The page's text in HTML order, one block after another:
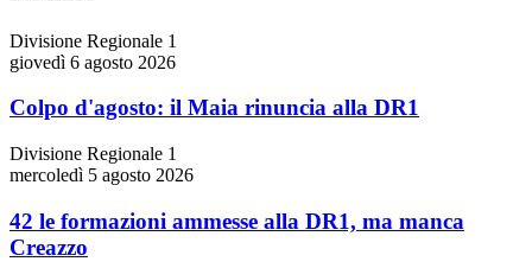
Divisione Regionale 1
giovedì 6 agosto 2026
Colpo d'agosto: il Maia rinuncia alla DR1
Divisione Regionale 1
mercoledì 5 agosto 2026
42 le formazioni ammesse alla DR1, ma manca
Creazzo